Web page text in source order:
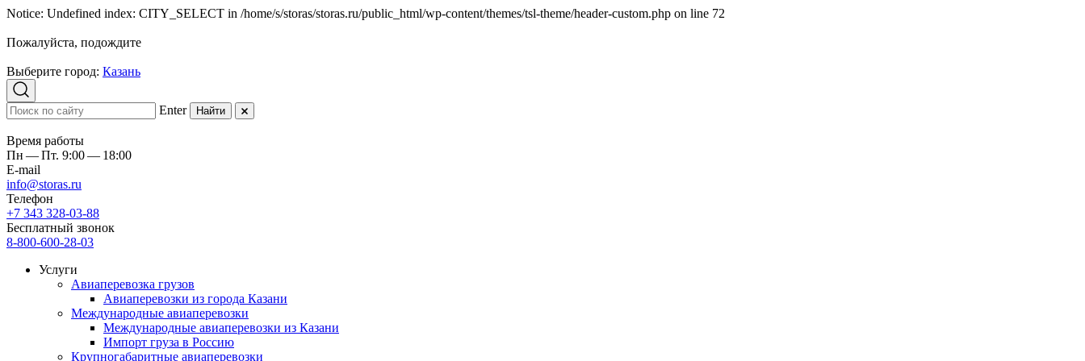
Notice: Undefined index: CITY_SELECT in /home/s/storas/storas.ru/public_html/wp-content/themes/tsl-theme/header-custom.php on line 72
Пожалуйста, подождите
Выберите город: Казань
Enter Найти
Время работы
Пн — Пт. 9:00 — 18:00
E-mail
info@storas.ru
Телефон
+7 343 328-03-88
Бесплатный звонок
8-800-600-28-03
Услуги
Авиаперевозка грузов
Авиаперевозки из города Казани
Международные авиаперевозки
Международные авиаперевозки из Казани
Импорт груза в Россию
Крупногабаритные авиаперевозки